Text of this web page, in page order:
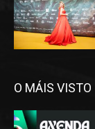
O MÁIS VISTO